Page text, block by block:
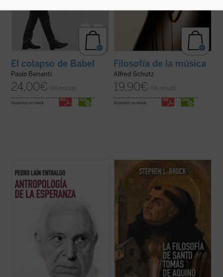
El colapso de Babel
Paolo Benanti
24,00€ IVA incluido
disponible en ebook:
Filosofía de la música
Alfred Schutz
19,90€ IVA incluido
disponible en ebook:
de los motores fundamentales del ser
humano: la esperanza. A través de un
análisis profundo y accesible, el autor
explora cómo este concepto ha guiado
nuestra historia, desde sus raíces más ...
expertos al pensamiento de Tomás de
que rara vez se mencionan hoy en día y
ofreciendo una interpretación diferente de
su enseñanza sobre la naturaleza, los ...
(ver ficha)